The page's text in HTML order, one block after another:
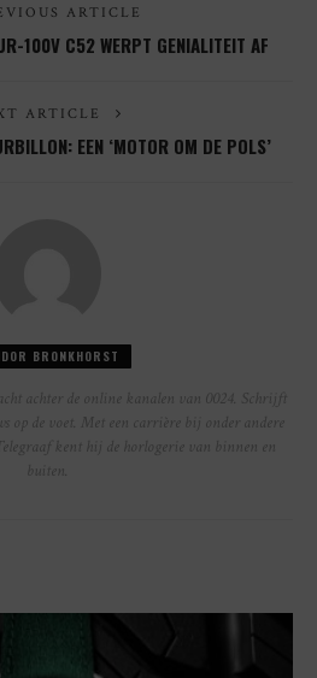
ARTICLE
100V C52 WERPT GENIALITEIT AF
ARTICLE
EEN ‘MOTOR OM DE POLS’
BRONKHORST
achter de online kanalen van 0024. Schrijft
op de voet. Met een carrière bij onder andere
kent hij de horlogerie van binnen en
buiten.